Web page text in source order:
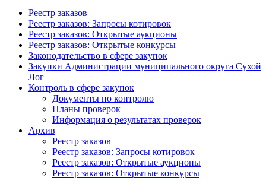
Реестр заказов
Реестр заказов: Запросы котировок
Реестр заказов: Открытые аукционы
Реестр заказов: Открытые конкурсы
Законодательство в сфере закупок
Закупки Администрации муниципального округа Сухой
Лог
Контроль в сфере закупок
Документы по контролю
Планы проверок
Информация о результатах проверок
Архив
Реестр заказов
Реестр заказов: Запросы котировок
Реестр заказов: Открытые аукционы
Реестр заказов: Открытые конкурсы